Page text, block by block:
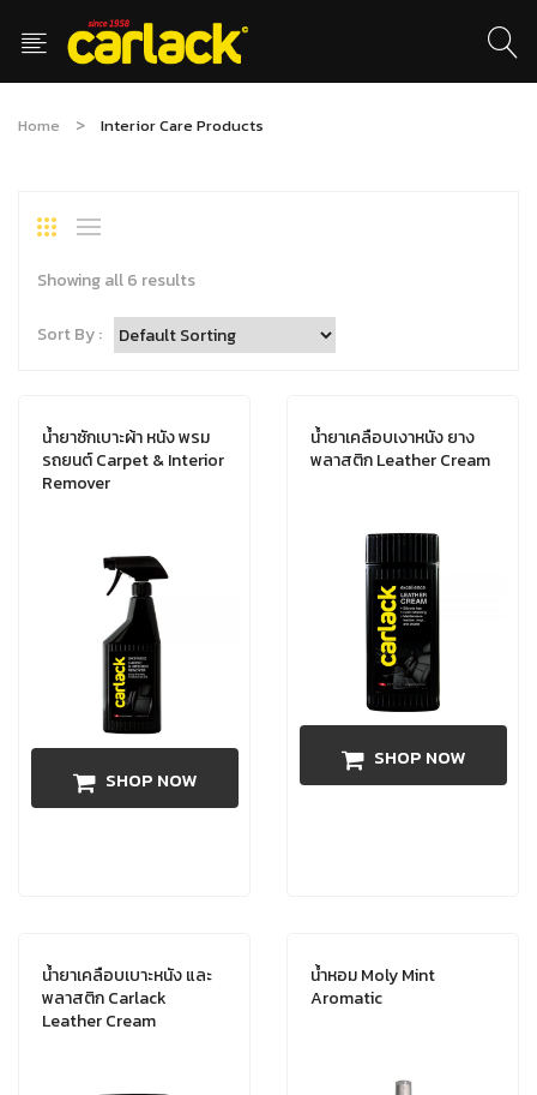
Home Interior Care Products
Showing all 6 results
Sort By :
น้ำยาซักเบาะผ้า หนัง พรม
รถยนต์ Carpet & Interior
Remover
SHOP NOW
น้ำยาเคลือบเงาหนัง ยาง
พลาสติก Leather Cream
SHOP NOW
น้ำยาเคลือบเบาะหนัง และ
พลาสติก Carlack
Leather Cream
น้ำหอม Moly Mint
Aromatic